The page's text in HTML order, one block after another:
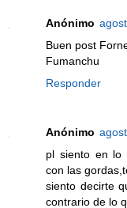
Anónimo
Buen post
Fumanchu
Responder
Anónimo
pl siento en lo
con las
siento decirte
contrario de lo